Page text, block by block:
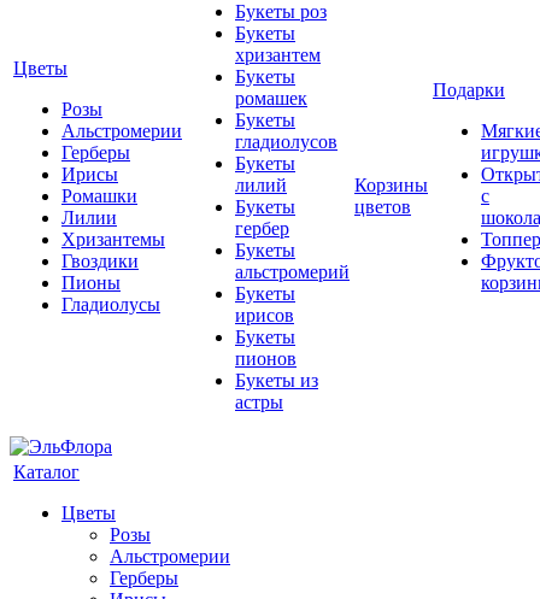
Цветы
Розы
Альстромерии
Герберы
Ирисы
Ромашки
Лилии
Хризантемы
Гвоздики
Пионы
Гладиолусы
Букеты роз
Букеты
хризантем
Букеты
ромашек
Букеты
гладиолусов
Букеты
лилий
Букеты
гербер
Букеты
альстромерий
Букеты
ирисов
Букеты
пионов
Букеты из
астры
Корзины
цветов
Подарки
с
Каталог
Цветы
Розы
Альстромерии
Герберы